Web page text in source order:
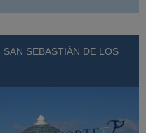
SEBASTIÁN DE LOS